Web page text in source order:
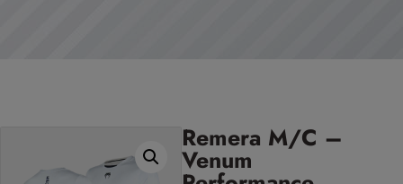
Remera M/C –
Venum